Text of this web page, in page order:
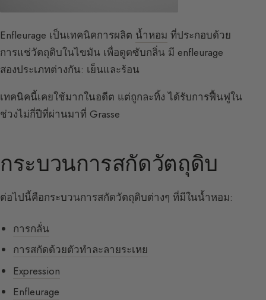
Enfleurage เป็นเทคนิคการผลิต น้ำหอม ที่ประกอบด้วย
การแช่วัตถุดิบในไขมัน เพื่อดูดซับกลิ่น มี enfleurage
สองประเภทต่างกัน: เย็นและร้อน
เทคนิคนี้เคยใช้มากในอดีต แต่ถูกละทิ้ง ได้รับการฟื้นฟูใน
ช่วงไม่กี่ปีที่ผ่านมาที่ Grasse
กระบวนการสกัดวัตถุดิบ
ต่อไปนี้คือกระบวนการสกัดวัตถุดิบต่างๆ ที่มีในน้ำหอม:
การกลั่น
การสกัดด้วยตัวทำละลายระเหย
Expression
Enfleurage